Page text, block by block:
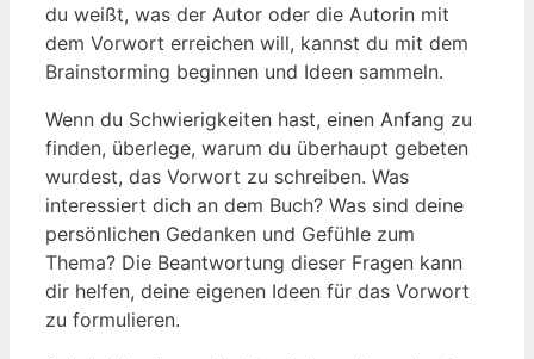
du weißt, was der Autor oder die Autorin mit
dem Vorwort erreichen will, kannst du mit dem
Brainstorming beginnen und Ideen sammeln.
Wenn du Schwierigkeiten hast, einen Anfang zu
finden, überlege, warum du überhaupt gebeten
wurdest, das Vorwort zu schreiben. Was
interessiert dich an dem Buch? Was sind deine
persönlichen Gedanken und Gefühle zum
Thema? Die Beantwortung dieser Fragen kann
dir helfen, deine eigenen Ideen für das Vorwort
zu formulieren.